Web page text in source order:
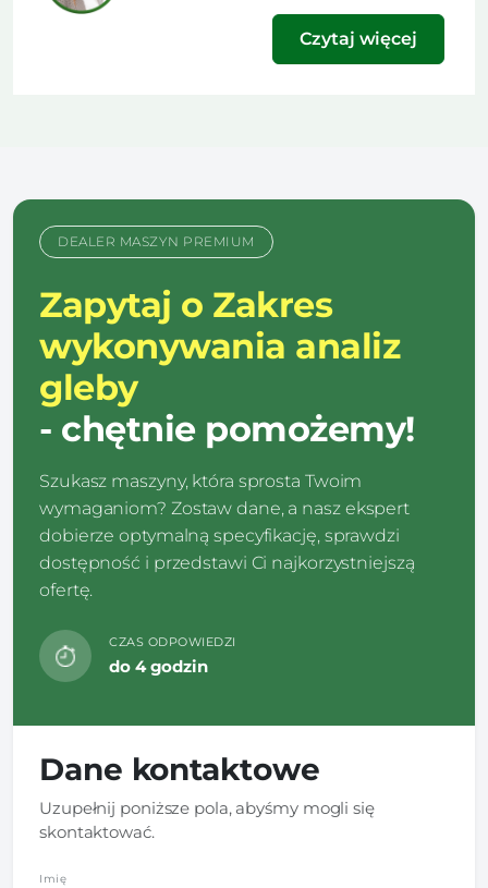
wydaniu naszego […]
Czytaj więcej
DEALER MASZYN PREMIUM
Zapytaj o Zakres
wykonywania analiz
gleby
- chętnie pomożemy!
Szukasz maszyny, która sprosta Twoim
wymaganiom? Zostaw dane, a nasz ekspert
dobierze optymalną specyfikację, sprawdzi
dostępność i przedstawi Ci najkorzystniejszą
ofertę.
CZAS ODPOWIEDZI
do 4 godzin
Dane kontaktowe
Uzupełnij poniższe pola, abyśmy mogli się
skontaktować.
Imię